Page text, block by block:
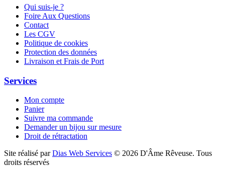
Qui suis-je ?
Foire Aux Questions
Contact
Les CGV
Politique de cookies
Protection des données
Livraison et Frais de Port
Services
Mon compte
Panier
Suivre ma commande
Demander un bijou sur mesure
Droit de rétractation
Site réalisé par Dias Web Services © 2026 D'Âme Rêveuse. Tous
droits réservés